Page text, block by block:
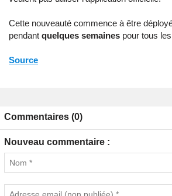
Cette nouveauté commence à être
pendant quelques semaines pour tous
Source
Commentaires (0)
Nouveau commentaire :